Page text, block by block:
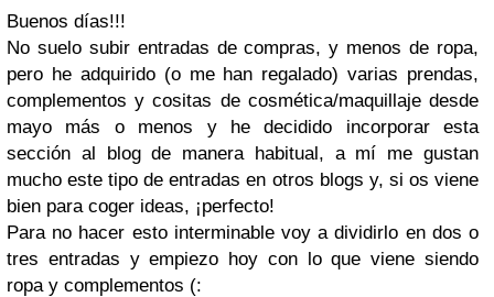
Buenos días!!!
No suelo subir entradas de compras, y menos de ropa,
pero he adquirido (o me han regalado) varias prendas,
complementos y cositas de cosmética/maquillaje desde
mayo más o menos y he decidido incorporar esta
sección al blog de manera habitual, a mí me gustan
mucho este tipo de entradas en otros blogs y, si os viene
bien para coger ideas, ¡perfecto!
Para no hacer esto interminable voy a dividirlo en dos o
tres entradas y empiezo hoy con lo que viene siendo
ropa y complementos (: